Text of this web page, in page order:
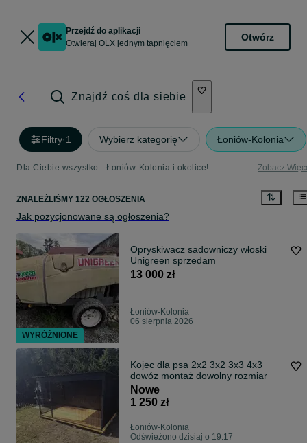
Przejdź do aplikacji
Otwieraj OLX jednym tapnięciem
Otwórz
Znajdź coś dla siebie
Filtry·1 Wybierz kategorię Łoniów-Kolonia
Dla Ciebie wszystko - Łoniów-Kolonia i okolice! Zobacz
ZNALEŹLIŚMY 122 OGŁOSZENIA
Jak pozycjonowane są ogłoszenia?
Opryskiwacz sadowniczy włoski
Unigreen sprzedam
13 000 zł
Łoniów-Kolonia
06 sierpnia 2026
Kojec dla psa 2x2 3x2 3x3 4x3
dowóz montaż dowolny rozmiar
Nowe
1 250 zł
Łoniów-Kolonia
Odświeżono dzisiaj o 19:17
WYRÓŻNIONE